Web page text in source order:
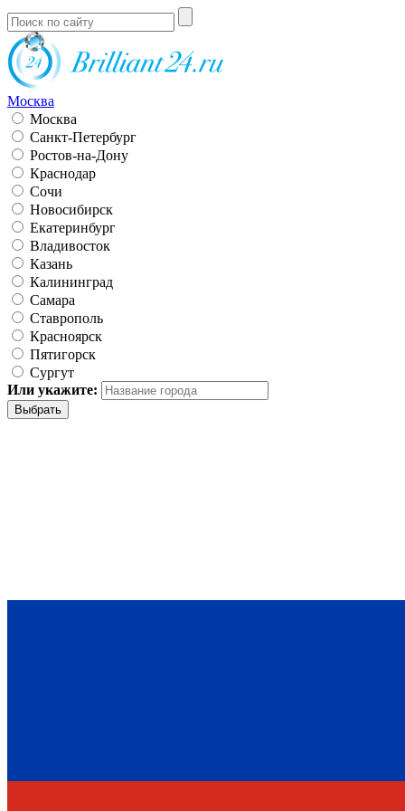
Москва
Москва
Санкт-Петербург
Ростов-на-Дону
Краснодар
Сочи
Новосибирск
Екатеринбург
Владивосток
Казань
Калининград
Самара
Ставрополь
Красноярск
Пятигорск
Сургут
Или укажите: